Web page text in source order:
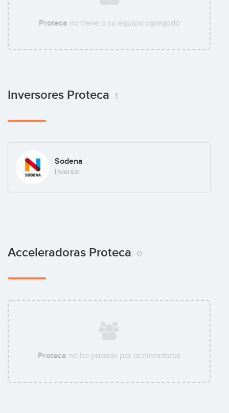
Proteca no tiene a su equipo agregado
Inversores Proteca 1
Sodena
Inversor
Acceleradoras Proteca 0
Proteca no ha pasado por aceleradoras